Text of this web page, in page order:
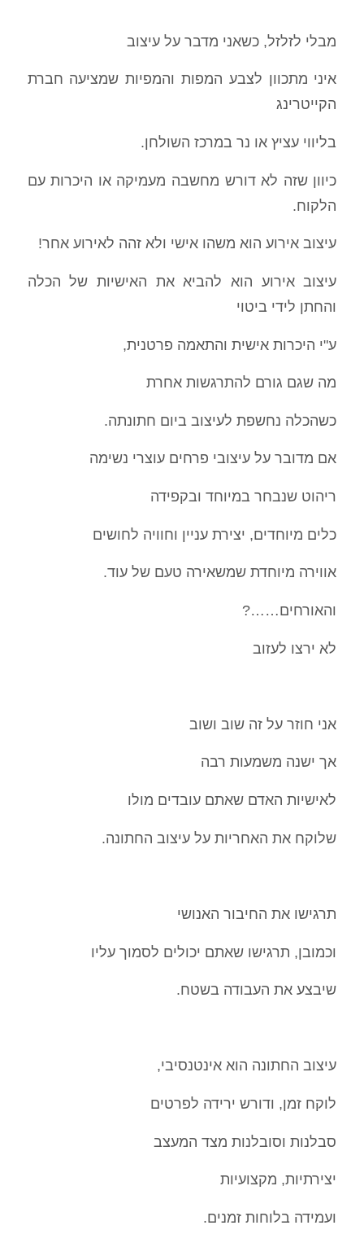
מבלי לזלזל, כשאני מדבר על עיצוב
איני מתכוון לצבע המפות והמפיות שמציעה חברת
הקייטרינג
בליווי עציץ או נר במרכז השולחן.
כיוון שזה לא דורש מחשבה מעמיקה או היכרות עם
הלקוח.
עיצוב אירוע הוא משהו אישי ולא זהה לאירוע אחר!
עיצוב אירוע הוא להביא את האישיות של הכלה
והחתן לידי ביטוי
ע"י היכרות אישית והתאמה פרטנית,
מה שגם גורם להתרגשות אחרת
כשהכלה נחשפת לעיצוב ביום חתונתה.
אם מדובר על עיצובי פרחים עוצרי נשימה
ריהוט שנבחר במיוחד ובקפידה
כלים מיוחדים, יצירת עניין וחוויה לחושים
אווירה מיוחדת שמשאירה טעם של עוד.
והאורחים……?
לא ירצו לעזוב
אני חוזר על זה שוב ושוב
אך ישנה משמעות רבה
לאישיות האדם שאתם עובדים מולו
שלוקח את האחריות על עיצוב החתונה.
תרגישו את החיבור האנושי
וכמובן, תרגישו שאתם יכולים לסמוך עליו
שיבצע את העבודה בשטח.
עיצוב החתונה הוא אינטנסיבי,
לוקח זמן, ודורש ירידה לפרטים
סבלנות וסובלנות מצד המעצב
יצירתיות, מקצועיות
ועמידה בלוחות זמנים.